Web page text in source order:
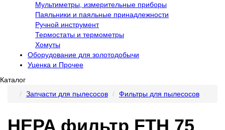
Мультиметры, измерительные приборы
Паяльники и паяльные принадлежности
Ручной инструмент
Термостаты и термометры
Хомуты
Оборудование для золотодобычи
Уценка и Прочее
Каталог
Запчасти для пылесосов
Фильтры для пылесосов
HEPA фильтр FTH 75